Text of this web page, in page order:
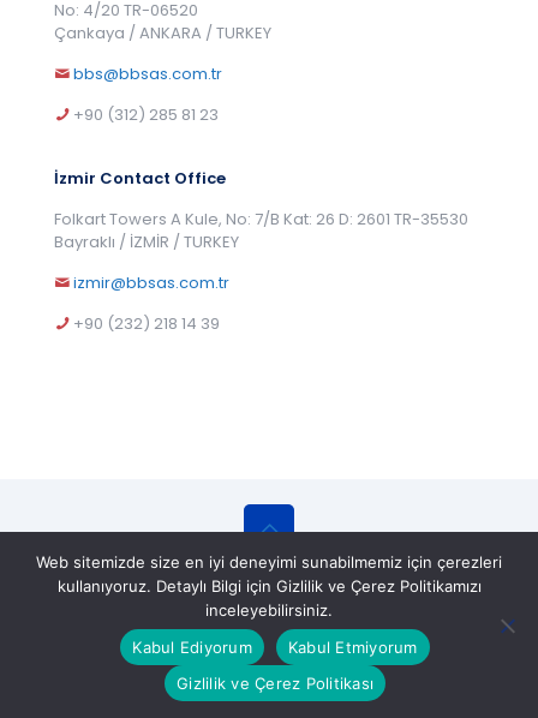
No: 4/20 TR-06520
Çankaya / ANKARA / TURKEY
bbs@bbsas.com.tr
+90 (312) 285 81 23
İzmir Contact Office
Folkart Towers A Kule, No: 7/B Kat: 26 D: 2601 TR-35530
Bayraklı / İZMİR / TURKEY
izmir@bbsas.com.tr
+90 (232) 218 14 39
© 2025 BBS Belgelendirme Eğitim ve Gözetim
Hizmetleri A.Ş. All Rights Reserved.
Web sitemizde size en iyi deneyimi sunabilmemiz için çerezleri
kullanıyoruz. Detaylı Bilgi için Gizlilik ve Çerez Politikamızı
inceleyebilirsiniz.
Kabul Ediyorum
Kabul Etmiyorum
Gizlilik ve Çerez Politikası